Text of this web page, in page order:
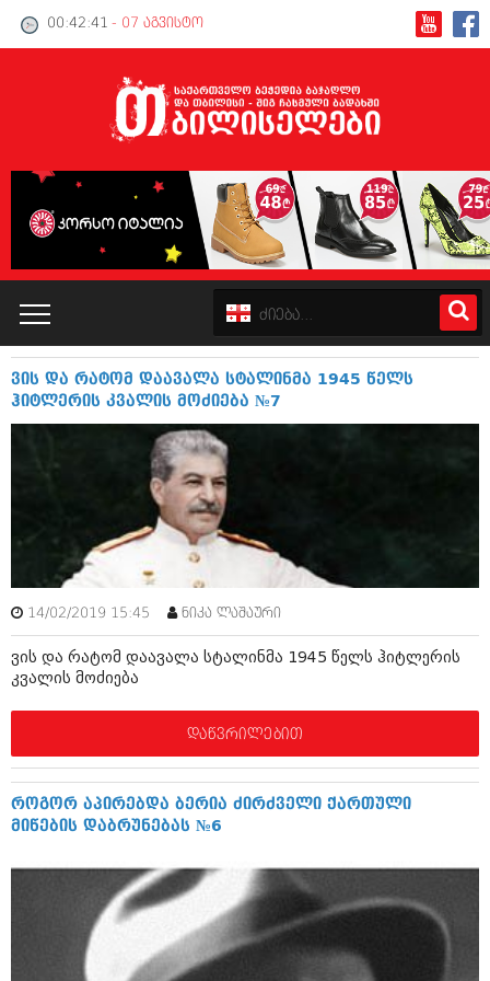
00:42:41 - 07 აგვისტო
ინტერვიუები
ამბები
საზოგადოება
მოდი, ვილაპარაკოთ
მოდა + დიზაინი
რელიგია
სპორტი
კადრს მიღმა
კატალოგი
საზოგადოება
მოდი, ვილაპარაკოთ
მოდა + დიზაინი
სპორტი
კადრს მიღმა
კულინარია
ავტორჩევები
ბელადები
ვის და რატომ დაავალა სტალინმა 1945 წელს
ჰიტლერის კვალის მოძიება №7
14/02/2019 15:45 ნიკა ლაშაური
ვის და რატომ დაავალა სტალინმა 1945 წელს ჰიტლერის
კვალის მოძიება
დაწვრილებით
როგორ აპირებდა ბერია ძირძველი ქართული
მიწების დაბრუნებას №6